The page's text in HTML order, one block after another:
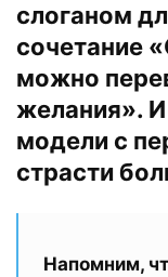
слоганом
сочетание
можно
желания».
модели с
страсти
Напомним,